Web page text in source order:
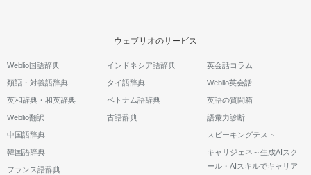
ウェブリオのサービス
Weblio国語辞典
類語・対義語辞典
英和辞典・和英辞典
Weblio翻訳
中国語辞典
韓国語辞典
フランス語辞典
インドネシア語辞典
タイ語辞典
ベトナム語辞典
古語辞典
英会話コラム
Weblio英会話
英語の質問箱
語彙力診断
スピーキングテスト
キャリジェネ～生成AIスク
ール・AIスキルでキャリア